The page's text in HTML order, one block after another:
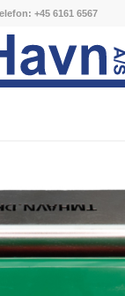
+45 6161 6567